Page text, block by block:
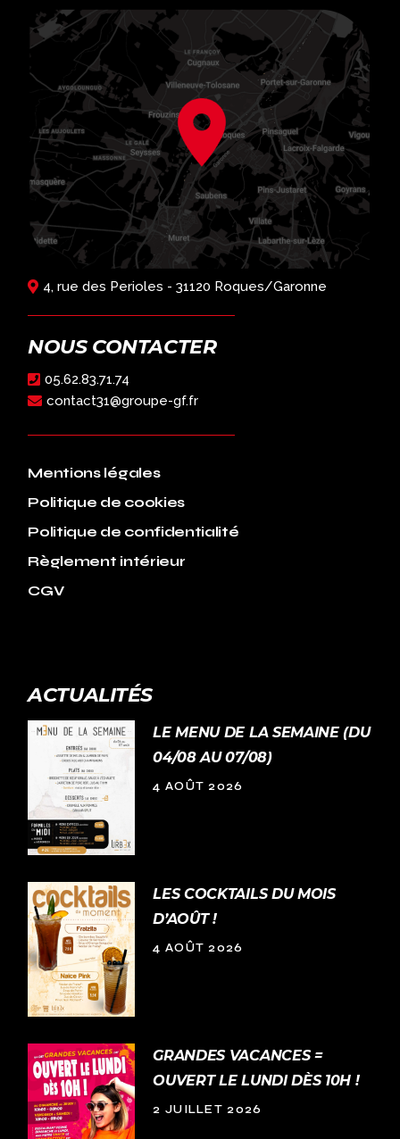
4, rue des Perioles - 31120 Roques/Garonne
NOUS CONTACTER
05.62.83.71.74
contact31@groupe-gf.fr
Mentions légales
Politique de cookies
Politique de confidentialité
Règlement intérieur
CGV
ACTUALITÉS
LE MENU DE LA SEMAINE (DU
04/08 AU 07/08)
4 AOÛT 2026
LES COCKTAILS DU MOIS
D’AOÛT !
4 AOÛT 2026
GRANDES VACANCES =
OUVERT LE LUNDI DÈS 10H !
2 JUILLET 2026